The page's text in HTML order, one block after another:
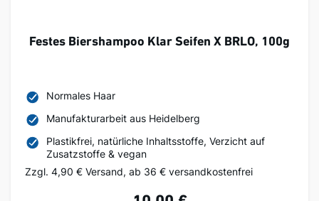
Festes Biershampoo Klar Seifen X BRLO, 100g
Normales Haar
Manufakturarbeit aus Heidelberg
Plastikfrei, natürliche Inhaltsstoffe, Verzicht auf
Zusatzstoffe & vegan
Zzgl. 4,90 € Versand, ab 36 € versandkostenfrei